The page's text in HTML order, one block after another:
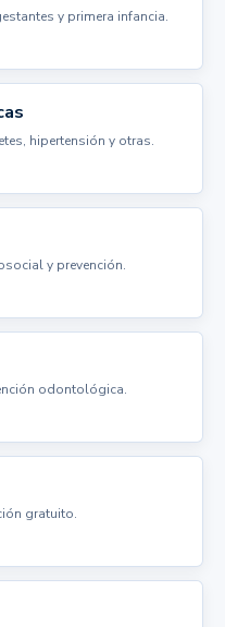
y primera infancia.
hipertensión y otras.
y prevención.
odontológica.
gratuito.